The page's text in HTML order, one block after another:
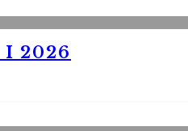
I 2026